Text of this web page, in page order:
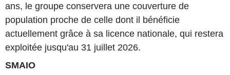
ans, le groupe conservera une couverture de
population proche de celle dont il bénéficie
actuellement grâce à sa licence nationale, qui restera
exploitée jusqu'au 31 juillet 2026.
SMAIO